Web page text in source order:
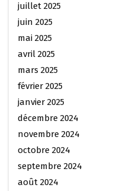
juillet 2025
juin 2025
mai 2025
avril 2025
mars 2025
février 2025
janvier 2025
décembre 2024
novembre 2024
octobre 2024
septembre 2024
août 2024